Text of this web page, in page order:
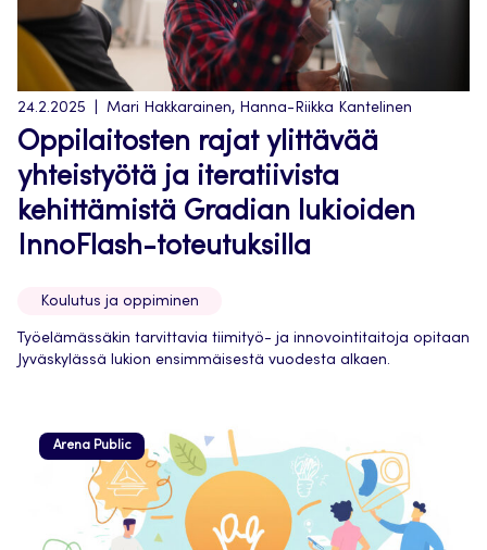
24.2.2025 Mari Hakkarainen, Hanna-Riikka Kantelinen
Oppilaitosten rajat ylittävää
yhteistyötä ja iteratiivista
kehittämistä Gradian lukioiden
InnoFlash-toteutuksilla
Koulutus ja oppiminen
Työelämässäkin tarvittavia tiimityö- ja innovointitaitoja opitaan
Jyväskylässä lukion ensimmäisestä vuodesta alkaen.
Arena Public